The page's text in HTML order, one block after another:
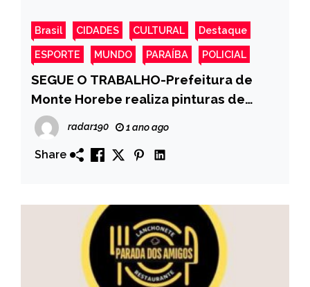
Brasil CIDADES CULTURAL Destaque
ESPORTE MUNDO PARAÍBA POLICIAL
SEGUE O TRABALHO-Prefeitura de
Monte Horebe realiza pinturas de
meio fio e postes em varias Ruas da
cidade Educadora-VEJA MAIS!
radar190 1 ano ago
Share